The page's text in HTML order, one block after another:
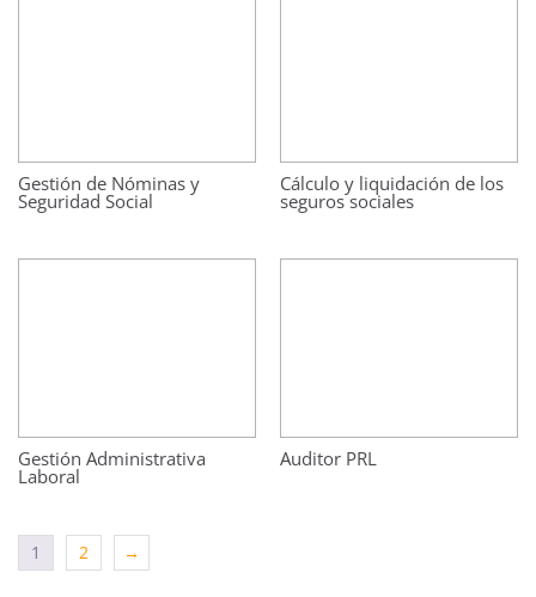
Gestión de Nóminas y
Seguridad Social
Cálculo y liquidación de los
seguros sociales
Gestión Administrativa
Laboral
Auditor PRL
1 2 →